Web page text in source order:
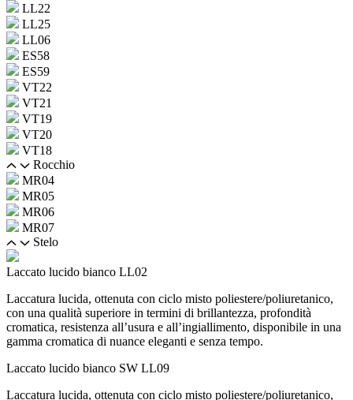
LL22
LL25
LL06
ES58
ES59
VT22
VT21
VT19
VT20
VT18
Rocchio
MR04
MR05
MR06
MR07
Stelo
Laccato lucido bianco LL02
Laccatura lucida, ottenuta con ciclo misto poliestere/poliuretanico,
con una qualità superiore in termini di brillantezza, profondità
cromatica, resistenza all’usura e all’ingiallimento, disponibile in una
gamma cromatica di nuance eleganti e senza tempo.
Laccato lucido bianco SW LL09
Laccatura lucida, ottenuta con ciclo misto poliestere/poliuretanico,